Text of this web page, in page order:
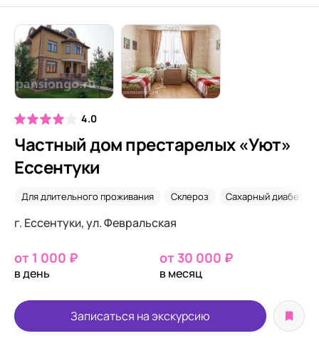
4.0
Частный дом престарелых «Уют»
Ессентуки
Для длительного проживания Склероз Сахарный диабет
г. Ессентуки, ул. Февральская
от 1 000 ₽
в день
от 30 000 ₽
в месяц
Записаться на экскурсию